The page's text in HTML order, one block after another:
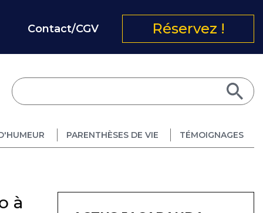
Contact/CGV Réservez !
PARENTHÈSES DE VIE TÉMOIGNAGES
à